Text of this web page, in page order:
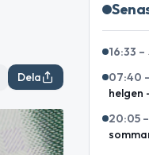
Dela
16:33 –
07:40 –
helgen
20:05 –